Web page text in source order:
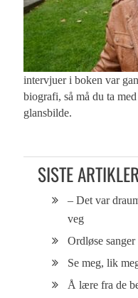
intervjuer i boken var
biografi, så må du ta
glansbilde.
SISTE ARTIKLER
– Det var
veg
Ordløse
Se meg, lik
Å lære fra de